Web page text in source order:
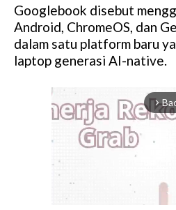
Googlebook disebut
Android, ChromeOS, dan
dalam satu platform baru
laptop generasi AI-native.
arrow_forward_ios